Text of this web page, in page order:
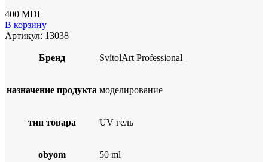
400 MDL
В корзину
Артикул: 13038
Бренд SvitolArt Professional
назначение продукта моделирование
тип товара UV гель
obyom 50 ml